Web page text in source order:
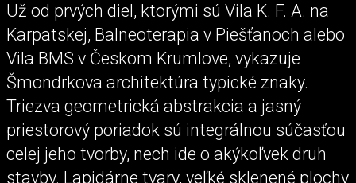
Už od prvých diel, ktorými sú Vila K. F. A. na
Karpatskej, Balneoterapia v Piešťanoch alebo
Vila BMS v Českom Krumlove, vykazuje
Šmondrkova architektúra typické znaky.
Triezva geometrická abstrakcia a jasný
priestorový poriadok sú integrálnou súčasťou
celej jeho tvorby, nech ide o akýkoľvek druh
stavby. Lapidárne tvary, veľké sklenené plochy